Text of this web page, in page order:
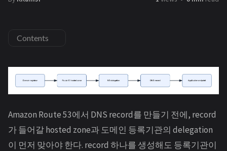
Contents
Amazon Route 53에서 DNS record를 만들기 전에, record
가 들어갈 hosted zone과 도메인 등록기관의 delegation
이 먼저 맞아야 한다. record 하나를 생성해도 등록기관이